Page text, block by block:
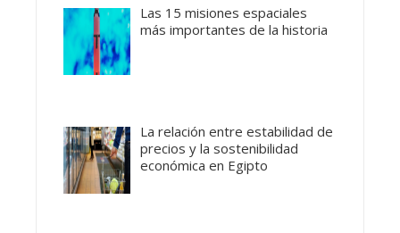
Las 15 misiones espaciales
más importantes de la historia
La relación entre estabilidad de
precios y la sostenibilidad
económica en Egipto